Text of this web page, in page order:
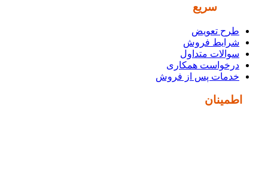
سریع
طرح تعویض
شرایط فروش
سوالات متداول
درخواست همکاری
خدمات پس از فروش
اطمینان